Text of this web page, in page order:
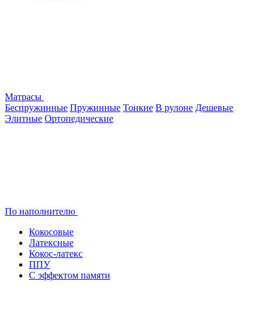
Матрасы
Беспружинные Пружинные Тонкие В рулоне Дешевые
Элитные Ортопедические
По наполнителю
Кокосовые
Латексные
Кокос-латекс
ППУ
С эффектом памяти